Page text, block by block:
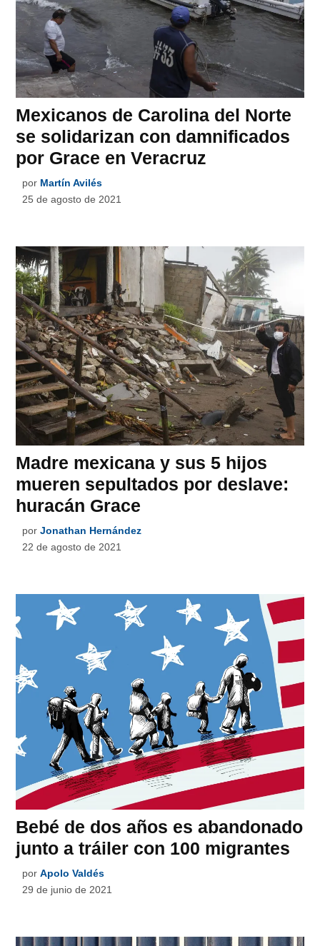
Mexicanos de Carolina del Norte
se solidarizan con damnificados
por Grace en Veracruz
por Martín Avilés
25 de agosto de 2021
Madre mexicana y sus 5 hijos
mueren sepultados por deslave:
huracán Grace
por Jonathan Hernández
22 de agosto de 2021
Bebé de dos años es abandonado
junto a tráiler con 100 migrantes
por Apolo Valdés
29 de junio de 2021